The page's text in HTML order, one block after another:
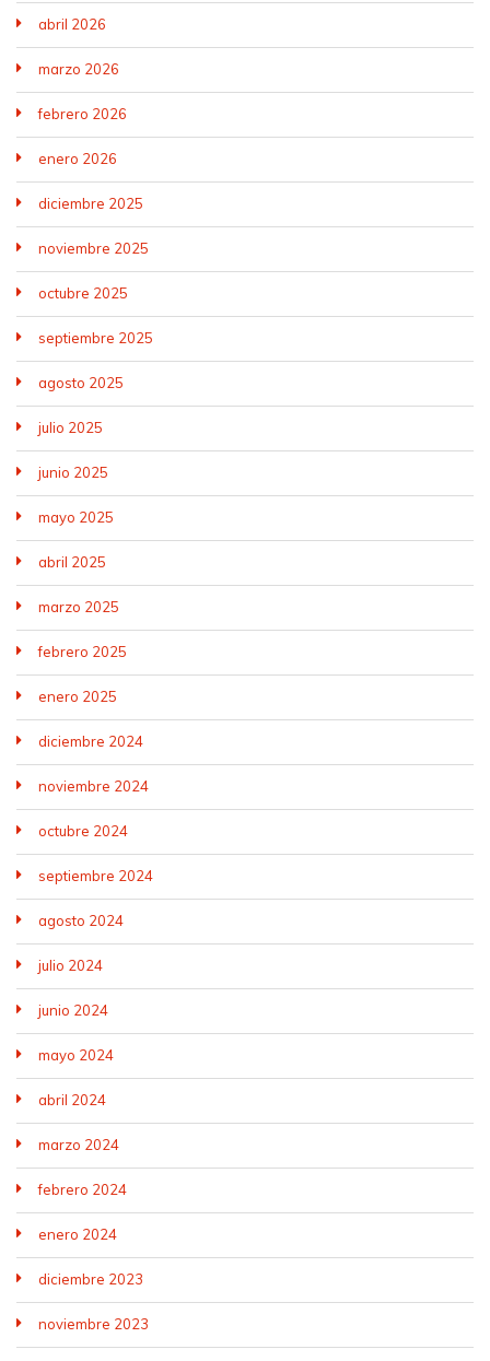
abril 2026
marzo 2026
febrero 2026
enero 2026
diciembre 2025
noviembre 2025
octubre 2025
septiembre 2025
agosto 2025
julio 2025
junio 2025
mayo 2025
abril 2025
marzo 2025
febrero 2025
enero 2025
diciembre 2024
noviembre 2024
octubre 2024
septiembre 2024
agosto 2024
julio 2024
junio 2024
mayo 2024
abril 2024
marzo 2024
febrero 2024
enero 2024
diciembre 2023
noviembre 2023